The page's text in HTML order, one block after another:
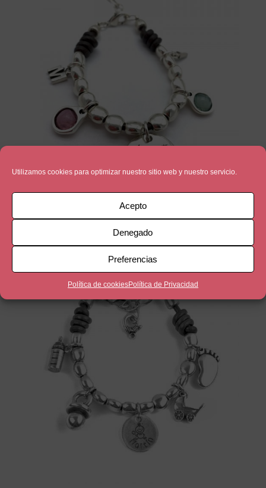
Utilizamos cookies para optimizar nuestro sitio web y nuestro servicio.
Acepto
Denegado
Preferencias
Política de cookiesPolítica de Privacidad
Aunque Tú y Yo
33,90